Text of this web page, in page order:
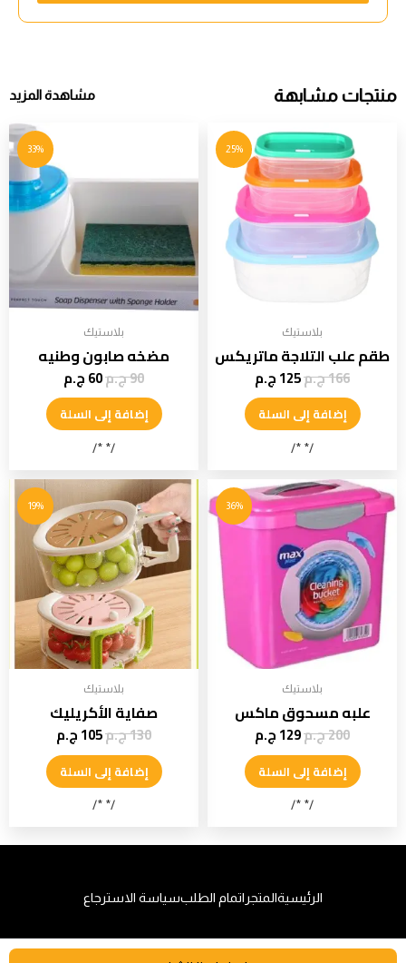
منتجات مشابهة مشاهدة المزيد
25%
بلاستيك
طقم علب التلاجة ماتريكس
166ج.م125ج.م
إضافة إلى السلة
/* */
33%
بلاستيك
مضخه صابون وطنيه
90ج.م60ج.م
إضافة إلى السلة
/* */
36%
بلاستيك
علبه مسحوق ماكس
200ج.م129ج.م
إضافة إلى السلة
/* */
19%
بلاستيك
صفاية الأكريليك
130ج.م105ج.م
إضافة إلى السلة
/* */
الرئيسيةالمتجر اتمام الطلبسياسة الاسترجاع